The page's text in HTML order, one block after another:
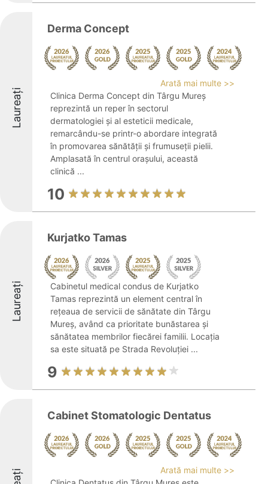
Laureați
Derma Concept
Arată mai multe >>
Clinica Derma Concept din Târgu Mureș
reprezintă un reper în sectorul
dermatologiei și al esteticii medicale,
remarcându-se printr-o abordare integrată
în promovarea sănătății și frumuseții pielii.
Amplasată în centrul orașului, această
clinică ...
10
Laureați
Kurjatko Tamas
Cabinetul medical condus de Kurjatko
Tamas reprezintă un element central în
rețeaua de servicii de sănătate din Târgu
Mureș, având ca prioritate bunăstarea și
sănătatea membrilor fiecărei familii. Locația
sa este situată pe Strada Revoluției ...
9
Cabinet Stomatologic Dentatus
Arată mai multe >>